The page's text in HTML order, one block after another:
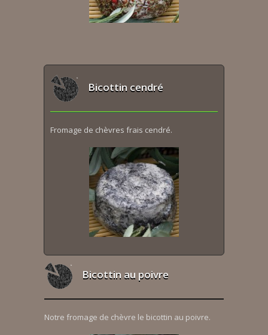
Bicottin cendré
Fromage de chèvres frais cendré.
Bicottin au poivre
Notre fromage de chèvre le bicottin au poivre.